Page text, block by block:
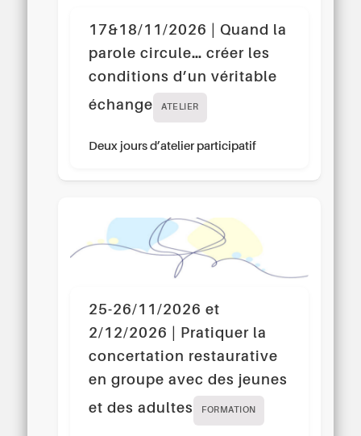
17&18/11/2026 | Quand la
parole circule… créer les
conditions d’un véritable
échange
ATELIER
Deux jours d’atelier participatif
25-26/11/2026 et
2/12/2026 | Pratiquer la
concertation restaurative
en groupe avec des jeunes
et des adultes
FORMATION